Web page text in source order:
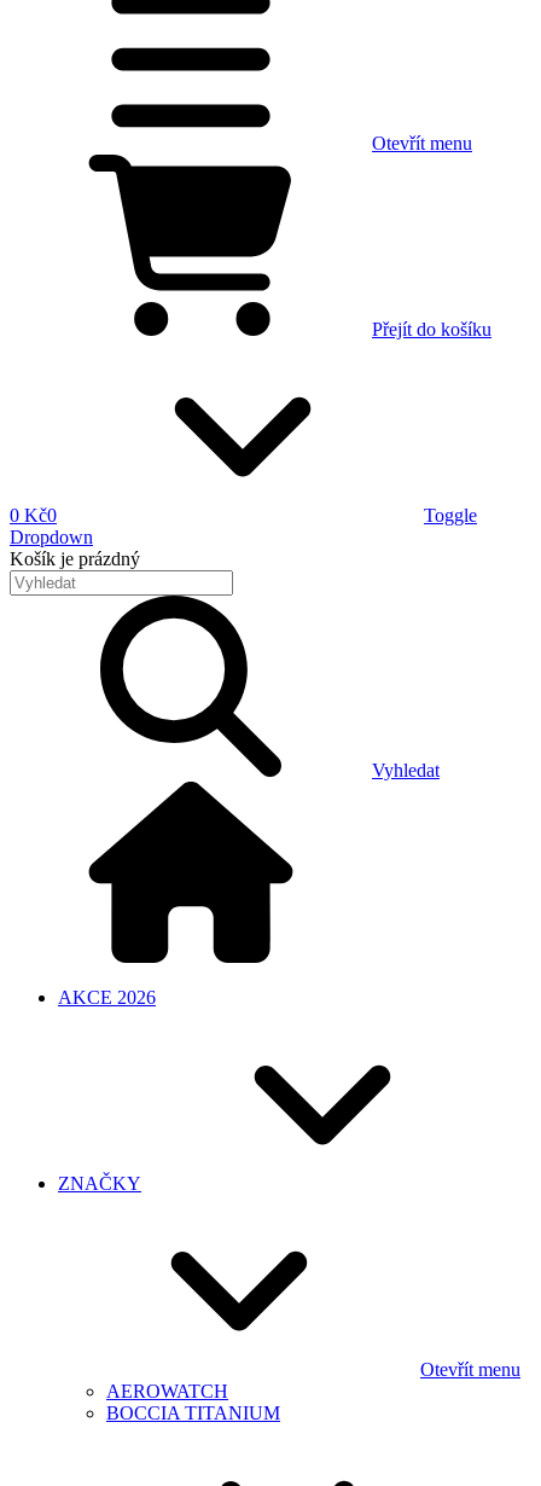
Otevřít menu
Přejít do košíku
0 Kč0
Toggle
Dropdown
Košík je prázdný
Vyhledat
AKCE 2026
ZNAČKY
Otevřít menu
AEROWATCH
BOCCIA TITANIUM